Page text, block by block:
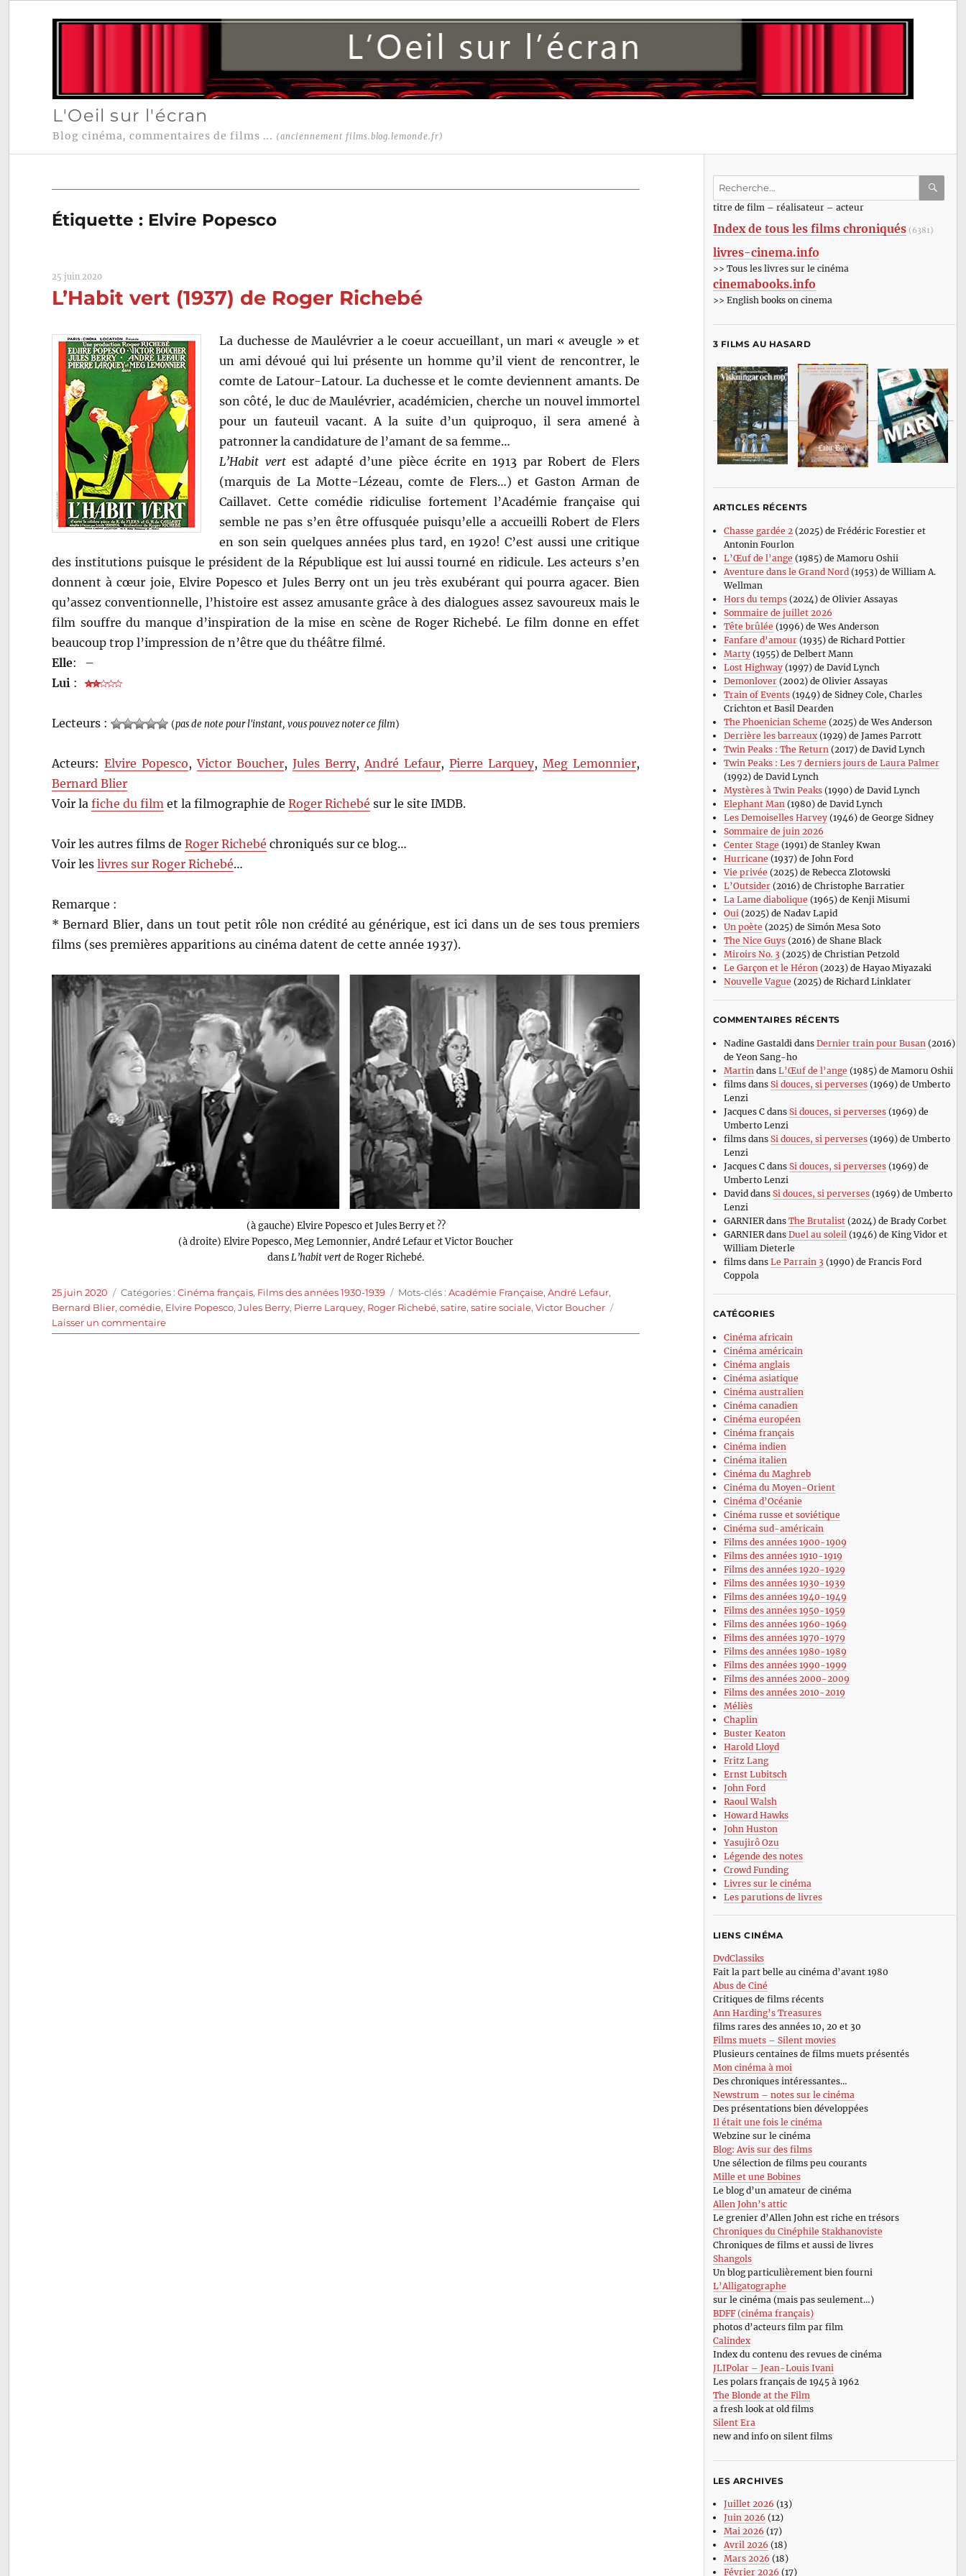
L'Oeil sur l'écran
Blog cinéma, commentaires de films ... (anciennement films.blog.lemonde.fr)
Étiquette : Elvire Popesco
25 juin 2020
L’Habit vert (1937) de Roger Richebé
La duchesse de Maulévrier a le coeur accueillant, un mari « aveugle » et
un ami dévoué qui lui présente un homme qu’il vient de rencontrer, le
comte de Latour-Latour. La duchesse et le comte deviennent amants. De
son côté, le duc de Maulévrier, académicien, cherche un nouvel immortel
pour un fauteuil vacant. A la suite d’un quiproquo, il sera amené à
patronner la candidature de l’amant de sa femme…
L’Habit vertest adapté d’une pièce écrite en 1913 par Robert de Flers
(marquis de La Motte-Lézeau, comte de Flers…) et Gaston Arman de
Caillavet. Cette comédie ridiculise fortement l’Académie française qui
semble ne pas s’en être offusquée puisqu’elle a accueilli Robert de Flers
en son sein quelques années plus tard, en 1920! C’est aussi une critique
des institutions puisque le président de la République est lui aussi tourné en ridicule. Les acteurs s’en
donnent à cœur joie, Elvire Popesco et Jules Berry ont un jeu très exubérant qui pourra agacer. Bien
qu’assez conventionnelle, l’histoire est assez amusante grâce à des dialogues assez savoureux mais le
film souffre du manque d’inspiration de la mise en scène de Roger Richebé. Le film donne en effet
beaucoup trop l’impression de n’être que du théâtre filmé.
Elle:
–
Lui :
Lecteurs : (pas de note pour l'instant, vous pouvez noter ce film)
Acteurs:Elvire Popesco,Victor Boucher,Jules Berry, André Lefaur,Pierre Larquey,Meg Lemonnier,
Bernard Blier
Voir lafiche du film et la filmographie deRoger Richebé sur le site IMDB.
Voir les autres films deRoger Richebé chroniqués sur ce blog…
Voir leslivres sur Roger Richebé…
Remarque :
* Bernard Blier, dans un tout petit rôle non crédité au générique, est ici dans un de ses tous premiers
films (ses premières apparitions au cinéma datent de cette année 1937).
(à gauche) Elvire Popesco et Jules Berry et ??
(à droite) Elvire Popesco, Meg Lemonnier, André Lefaur et Victor Boucher
dans L’habit vertde Roger Richebé.
Publié
le
25 juin 2020 Catégories
Catégories :Cinéma français, Films des années 1930-1939 Étiquettes
Mots-clés :Académie Française,André Lefaur,
Bernard Blier,comédie, Elvire Popesco,Jules Berry, Pierre Larquey, Roger Richebé,satire,satire sociale,Victor Boucher
Laisser un commentairesur
L’Habit
Recherche
:titre de film – réalisateur – acteur
Index de tous les films chroniqués (6381)
livres-cinema.info
>> Tous les livres sur le cinéma
cinemabooks.info
>> English books on cinema
3 FILMS AU HASARD
ARTICLES RÉCENTS
Chasse gardée 2(2025) de Frédéric Forestier et
Antonin Fourlon
L’Œuf de l’ange (1985) de Mamoru Oshii
Aventure dans le Grand Nord(1953) de William A.
Wellman
Hors du temps(2024) de Olivier Assayas
Sommaire de juillet 2026
Tête brûlée (1996) de Wes Anderson
Fanfare d’amour(1935) de Richard Pottier
Marty(1955) de Delbert Mann
Lost Highway(1997) de David Lynch
Demonlover(2002) de Olivier Assayas
Train of Events(1949) de Sidney Cole, Charles
Crichton et Basil Dearden
The Phoenician Scheme (2025) de Wes Anderson
Derrière les barreaux(1929) de James Parrott
Twin Peaks : The Return(2017) de David Lynch
Twin Peaks : Les 7 derniers jours de Laura Palmer
(1992) de David Lynch
Mystères à Twin Peaks(1990) de David Lynch
Elephant Man(1980) de David Lynch
Les Demoiselles Harvey(1946) de George Sidney
Sommaire de juin 2026
Center Stage (1991) de Stanley Kwan
Hurricane (1937) de John Ford
Vie privée (2025) de Rebecca Zlotowski
L’Outsider(2016) de Christophe Barratier
La Lame diabolique (1965) de Kenji Misumi
Oui(2025) de Nadav Lapid
Un poète (2025) de Simón Mesa Soto
The Nice Guys(2016) de Shane Black
Miroirs No. 3 (2025) de Christian Petzold
Le Garçon et le Héron(2023) de Hayao Miyazaki
Nouvelle Vague (2025) de Richard Linklater
COMMENTAIRES RÉCENTS
Nadine Gastaldi dans Dernier train pour Busan (2016)
de Yeon Sang-ho
Martin dans L’Œuf de l’ange (1985) de Mamoru Oshii
filmsdans Si douces, si perverses(1969) de Umberto
Lenzi
Jacques Cdans Si douces, si perverses(1969) de
Umberto Lenzi
filmsdans Si douces, si perverses(1969) de Umberto
Lenzi
Jacques Cdans Si douces, si perverses(1969) de
Umberto Lenzi
David dans Si douces, si perverses(1969) de Umberto
Lenzi
GARNIERdans The Brutalist(2024) de Brady Corbet
GARNIERdans Duel au soleil (1946) de King Vidor et
William Dieterle
filmsdans Le Parrain 3 (1990) de Francis Ford
Coppola
CATÉGORIES
Cinéma africain
Cinéma américain
Cinéma anglais
Cinéma asiatique
Cinéma australien
Cinéma canadien
Cinéma européen
Cinéma français
Cinéma indien
Cinéma italien
Cinéma du Maghreb
Cinéma du Moyen-Orient
Cinéma d’Océanie
Cinéma russe et soviétique
Cinéma sud-américain
Films des années 1900-1909
Films des années 1910-1919
Films des années 1920-1929
Films des années 1930-1939
Films des années 1940-1949
Films des années 1950-1959
Films des années 1960-1969
Films des années 1970-1979
Films des années 1980-1989
Films des années 1990-1999
Films des années 2000-2009
Films des années 2010-2019
Méliès
Chaplin
Buster Keaton
Harold Lloyd
Fritz Lang
Ernst Lubitsch
John Ford
Raoul Walsh
Howard Hawks
John Huston
Yasujirô Ozu
Légende des notes
Crowd Funding
Livres sur le cinéma
Les parutions de livres
LIENS CINÉMA
DvdClassiks
Fait la part belle au cinéma d’avant 1980
Abus de Ciné
Critiques de films récents
Ann Harding’s Treasures
films rares des années 10, 20 et 30
Films muets – Silent movies
Plusieurs centaines de films muets présentés
Mon cinéma à moi
Des chroniques intéressantes…
Newstrum – notes sur le cinéma
Des présentations bien développées
Il était une fois le cinéma
Webzine sur le cinéma
Blog: Avis sur des films
Une sélection de films peu courants
Mille et une Bobines
Le blog d’un amateur de cinéma
Allen John’s attic
Le grenier d’Allen John est riche en trésors
Chroniques du Cinéphile Stakhanoviste
Chroniques de films et aussi de livres
Shangols
Un blog particulièrement bien fourni
L’Alligatographe
sur le cinéma (mais pas seulement…)
BDFF (cinéma français)
photos d’acteurs film par film
Calindex
Index du contenu des revues de cinéma
JLIPolar – Jean-Louis Ivani
Les polars français de 1945 à 1962
The Blonde at the Film
a fresh look at old films
Silent Era
new and info on silent films
LES ARCHIVES
Juillet 2026 (13)
Juin 2026 (12)
Mai 2026 (17)
Avril 2026 (18)
Mars 2026 (18)
Février 2026 (17)